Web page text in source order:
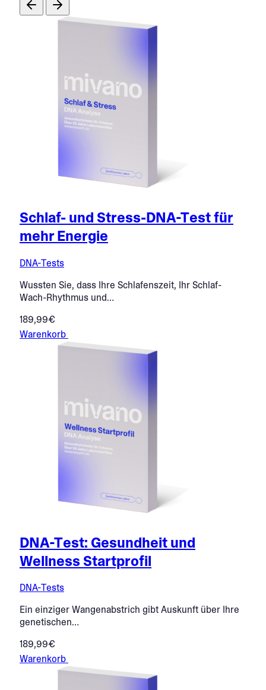
Schlaf- und Stress-DNA-Test für
mehr Energie
DNA-Tests
Wussten Sie, dass Ihre Schlafenszeit, Ihr Schlaf-
Wach-Rhythmus und…
189,99€
Warenkorb
DNA-Test: Gesundheit und
Wellness Startprofil
DNA-Tests
Ein einziger Wangenabstrich gibt Auskunft über Ihre
genetischen…
189,99€
Warenkorb